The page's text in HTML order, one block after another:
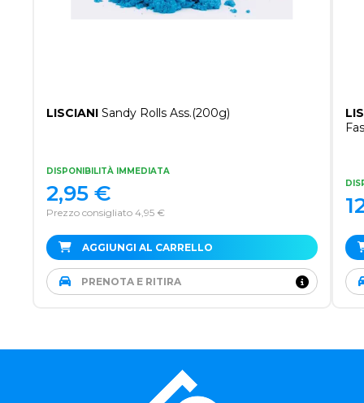
LISCIANI Sandy Rolls Ass.(200g)
DISPONIBILITÀ IMMEDIATA
Prezzo consigliato 4,95 €
2,95 €
AGGIUNGI AL CARRELLO
PRENOTA E RITIRA